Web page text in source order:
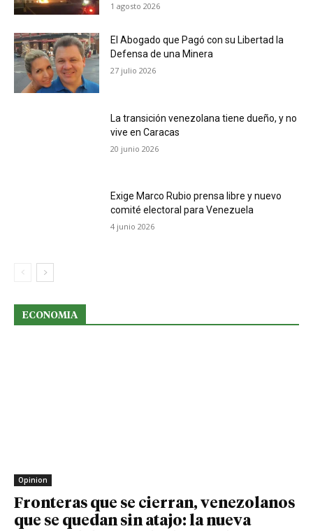
1 agosto 2026
El Abogado que Pagó con su Libertad la
Defensa de una Minera
27 julio 2026
La transición venezolana tiene dueño, y no
vive en Caracas
20 junio 2026
Exige Marco Rubio prensa libre y nuevo
comité electoral para Venezuela
4 junio 2026
ECONOMIA
Opinion
Fronteras que se cierran, venezolanos
que se quedan sin atajo: la nueva